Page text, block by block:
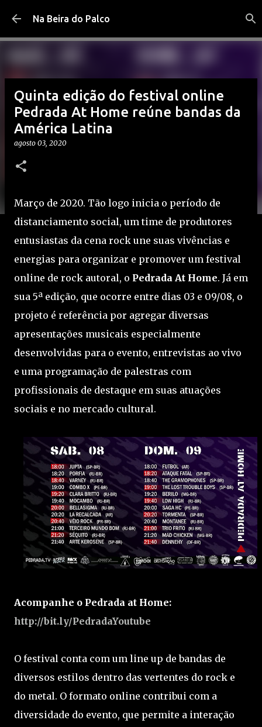
Pular para o conteúdo principal
Na Beira do Palco
Quinta edição do festival online
Pedrada At Home reúne bandas da
América Latina
agosto 03, 2020
Março de 2020. Tão logo inicia o período de
distanciamento social, um time de produtores
entusiastas da cena rock une suas vivências e
energias para organizar e promover um festival
online de rock autoral, o Pedrada At Home. Já em
sua 5ª edição, que ocorre entre dias 03 e 09/08, o
projeto é referência por agregar diversas
apresentações musicais especialmente
desenvolvidas para o evento, entrevistas ao vivo
e uma programação de palestras com
profissionais de destaque em suas atuações
sociais e no mercado cultural.
Acompanhe o Pedrada at Home:
http://bit.ly/PedradaYoutube
O festival conta com um line up de bandas de
diversos estilos dentro das vertentes do rock e
do metal. O formato online contribui com a
diversidade do evento, que permite a interação